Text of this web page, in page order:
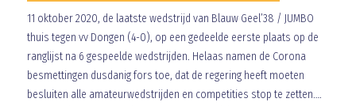
11 oktober 2020, de laatste wedstrijd van Blauw Geel’38 / JUMBO
thuis tegen vv Dongen (4-0), op een gedeelde eerste plaats op de
ranglijst na 6 gespeelde wedstrijden. Helaas namen de Corona
besmettingen dusdanig fors toe, dat de regering heeft moeten
besluiten alle amateurwedstrijden en competities stop te zetten….